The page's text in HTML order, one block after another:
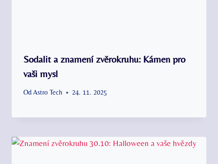
Sodalit a znamení zvěrokruhu: Kámen pro
vaši mysl
OdAstro Tech 24. 11. 2025